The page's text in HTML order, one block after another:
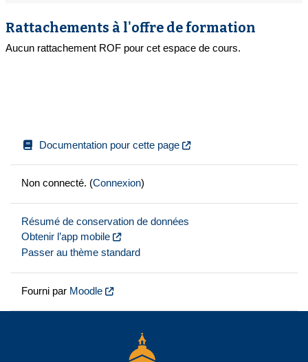
Rattachements à l'offre de formation
Aucun rattachement ROF pour cet espace de cours.
Documentation pour cette page
Non connecté. (Connexion)
Résumé de conservation de données
Obtenir l’app mobile
Passer au thème standard
Fourni par Moodle